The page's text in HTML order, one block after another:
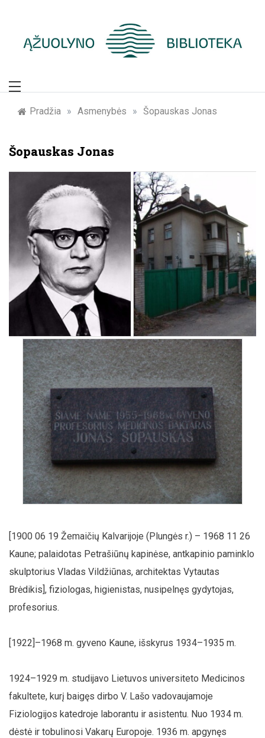
Žymūs Kauno
žmonės: atminimo
įamžinimas
Pradžia » Asmenybės » Šopauskas Jonas
Šopauskas Jonas
[1900 06 19 Žemaičių Kalvarijoje (Plungės r.) – 1968 11 26
Kaune; palaidotas Petrašiūnų kapinėse, antkapinio paminklo
skulptorius Vladas Vildžiūnas, architektas Vytautas
Brėdikis], fiziologas, higienistas, nusipelnęs gydytojas,
profesorius.
[1922]–1968 m. gyveno Kaune, išskyrus 1934–1935 m.
1924–1929 m. studijavo Lietuvos universiteto Medicinos
fakultete, kurį baigęs dirbo V. Lašo vadovaujamoje
Fiziologijos katedroje laborantu ir asistentu. Nuo 1934 m.
dėstė ir tobulinosi Vakarų Europoje. 1936 m. apgynęs